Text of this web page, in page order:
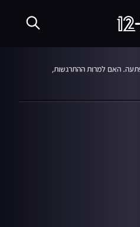
האם למרות ההתרגשות,